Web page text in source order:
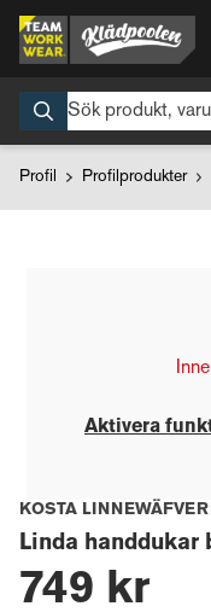
Profil Profilprodukter
Aktivera
KOSTA LINNEWÄFVERI
Linda
749 kr